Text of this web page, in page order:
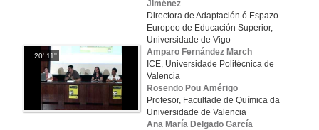
20' 11''
Jiménez
Directora de Adaptación ó Espazo
Europeo de Educación Superior,
Universidade de Vigo
Amparo Fernández March
ICE, Universidade Politécnica de
Valencia
Rosendo Pou Amérigo
Profesor, Facultade de Química da
Universidade de Valencia
Ana María Delgado García